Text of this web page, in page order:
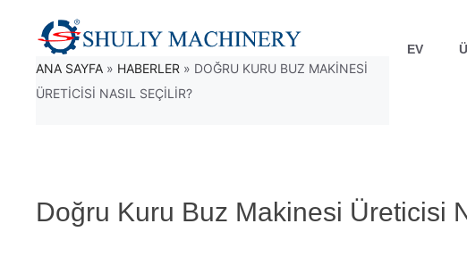
EV
ANA SAYFA » HABERLER » DOĞRU KURU BUZ MAKINESI
ÜRETICISI NASIL SEÇILIR?
Doğru Kuru Buz Makinesi Üreticisi